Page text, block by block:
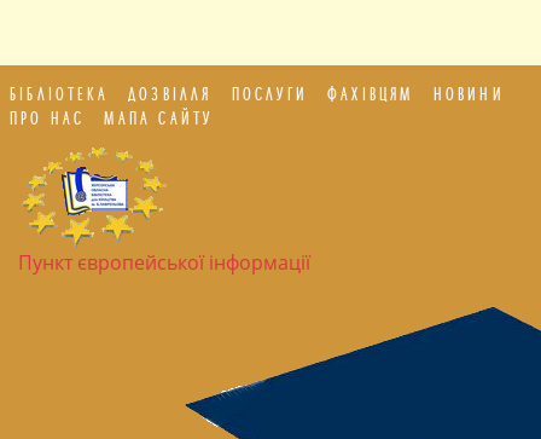
БІБЛІОТЕКА ДОЗВІЛЛЯ ПОСЛУГИ ФАХІВЦЯМ
НОВИНИ
ПРО НАС
МАПА САЙТУ
Пункт європейської інформації